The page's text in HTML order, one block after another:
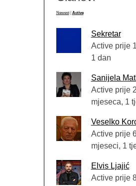
Newest Active
Sekretar
Active prije
1 dan
Sanijela
Active prije 2
mjeseca, 1
Veselko
Active prije
mjeseci, 1
Elvis Ljajić
Active prije